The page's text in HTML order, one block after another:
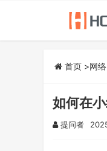
首页 >网
如何在
提问者